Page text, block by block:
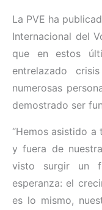
La PVE ha
Internacional del
que en estos
entrelazado
numerosas
demostrado ser
“Hemos asistido a
y fuera de
visto surgir un
esperanza: el
es lo mismo,